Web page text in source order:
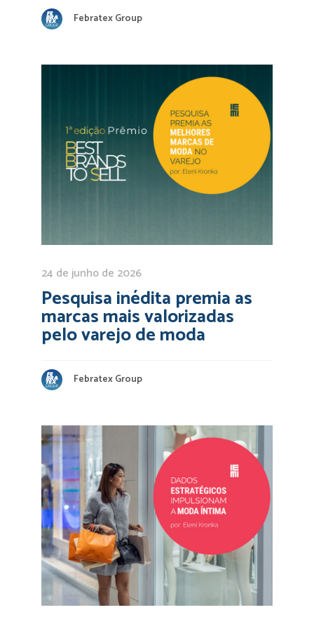
Febratex Group
24 de junho de 2026
Pesquisa inédita premia as
marcas mais valorizadas
pelo varejo de moda
Febratex Group